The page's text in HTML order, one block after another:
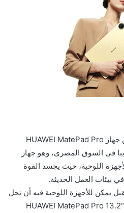
قامت شركة هواوى بالاعلان عن جهاز HUAWEI MatePad Pro
فى السوق المصرى، وهو جهاز
اللوحية، حيث يجسد القوة
بيئات العمل الحديثة.
يمكن للأجهزة اللوحية فيه أن تحل
فعلاً محل أجهزة اللابتوب. جهاز “HUAWEI MatePad Pro 13.2